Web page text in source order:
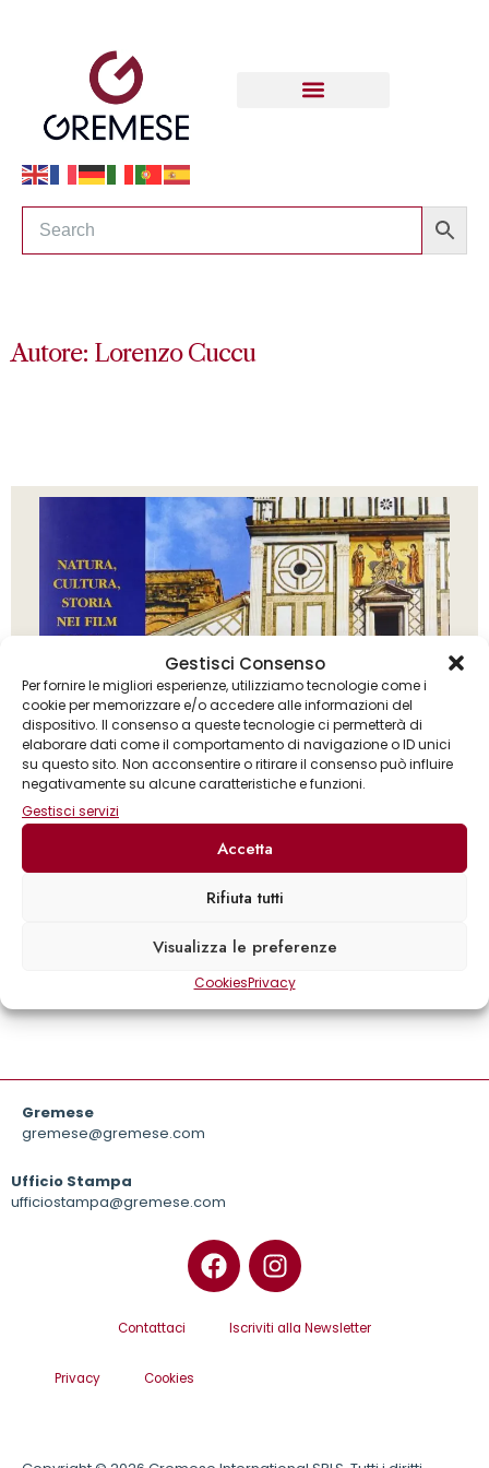
Gestisci Consenso
Per fornire le migliori esperienze, utilizziamo tecnologie come i
cookie per memorizzare e/o accedere alle informazioni del
dispositivo. Il consenso a queste tecnologie ci permetterà di
elaborare dati come il comportamento di navigazione o ID unici
su questo sito. Non acconsentire o ritirare il consenso può influire
negativamente su alcune caratteristiche e funzioni.
Gestisci servizi
Accetta
Rifiuta tutti
Visualizza le preferenze
CookiesPrivacy
Autore: Lorenzo Cuccu
Lorenzo Cuccu
Gremese
gremese@gremese.com
Ufficio Stampa
ufficiostampa@gremese.com
Contattaci Iscriviti alla Newsletter
Privacy Cookies